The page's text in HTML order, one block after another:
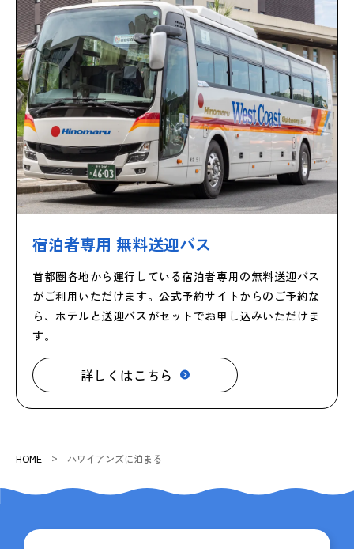
宿泊者専用 無料送迎バス
首都圏各地から運行している宿泊者専用の無料送迎バス
がご利用いただけます。公式予約サイトからのご予約な
ら、ホテルと送迎バスがセットでお申し込みいただけま
す。
詳しくはこちら
HOME ハワイアンズに泊まる